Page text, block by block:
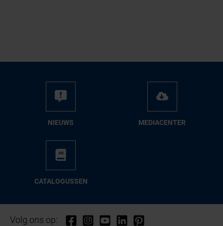
NIEUWS ME­DIA­CEN­TER
CA­TA­LO­GUS­SEN
Volg ons op: